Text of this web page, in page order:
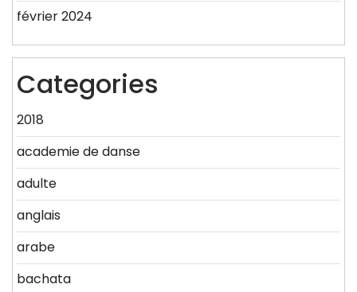
février 2024
Categories
2018
academie de danse
adulte
anglais
arabe
bachata